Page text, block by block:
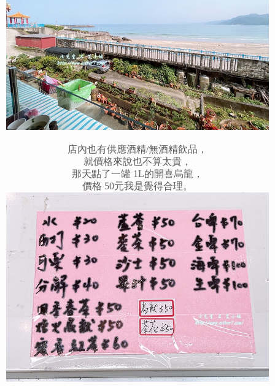
店內也有供應酒精/無酒精飲品，
就價格來說也不算太貴，
那天點了一罐 1L的開喜烏龍，
價格 50元我是覺得合理。